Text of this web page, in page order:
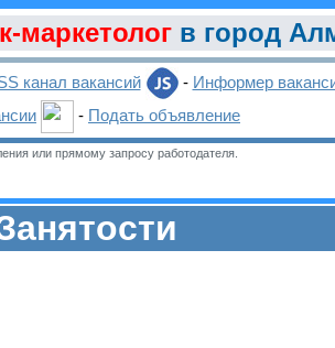
маркетологв город
канал вакансий - Информер
- Подать объявление
или прямому запросу работодателя.